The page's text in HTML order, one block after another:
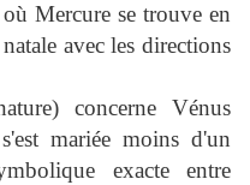
Mercure se trouve en
avec les directions
concerne Vénus
mariée moins d'un
exacte entre